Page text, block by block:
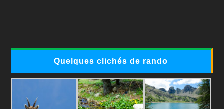
Quelques clichés de rando